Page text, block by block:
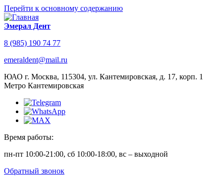
Перейти к основному содержанию
Эмерал Дент
8 (985) 190 74 77
emeraldent@mail.ru
ЮАО г. Москва, 115304, ул. Кантемировская, д. 17, корп. 1
Метро Кантемировская
Время работы:
пн-пт 10:00-21:00, сб 10:00-18:00, вс – выходной
Обратный звонок